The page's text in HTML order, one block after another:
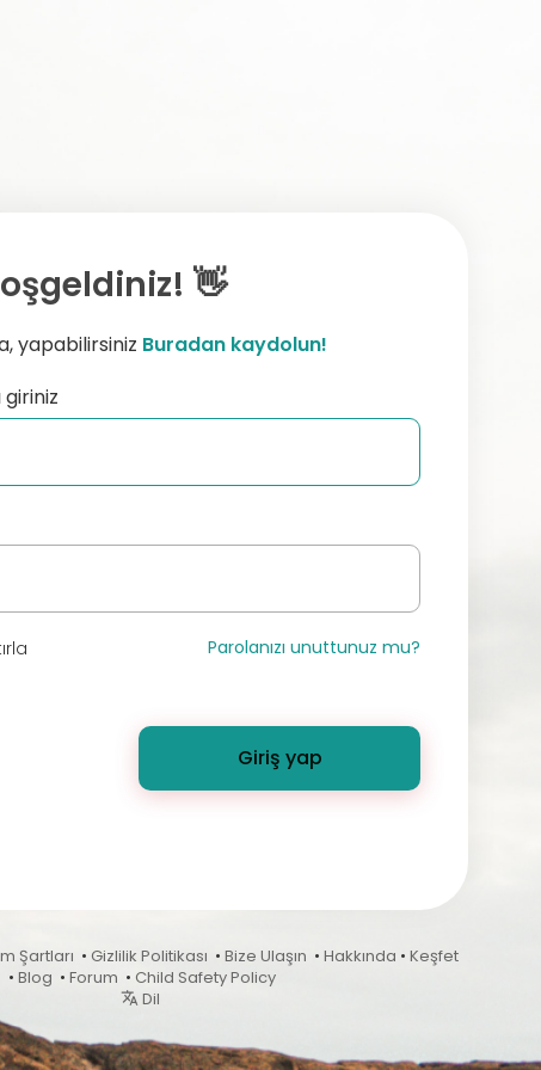
👋
yapabilirsiniz Buradan kaydolun!
giriniz
Parolanızı unuttunuz mu?
Giriş yap
Şartları • Gizlilik Politikası • Bize Ulaşın • Hakkında • Keşfet
• Blog • Forum • Child Safety Policy
Dil